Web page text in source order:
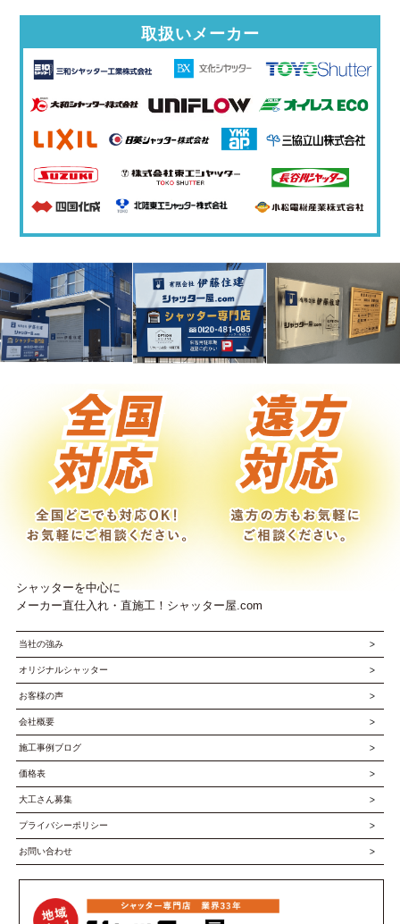
取扱いメーカー
シャッターを中心に
メーカー直仕入れ・直施工！シャッター屋.com
当社の強み
オリジナルシャッター
お客様の声
会社概要
施工事例ブログ
価格表
大工さん募集
プライバシーポリシー
お問い合わせ